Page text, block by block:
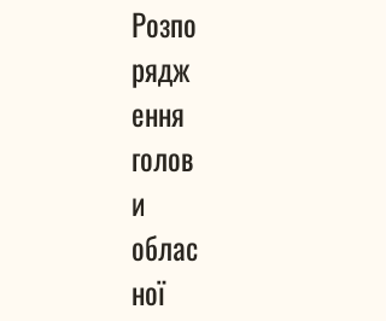
Розпо
рядж
ення
голов
и
облас
ної